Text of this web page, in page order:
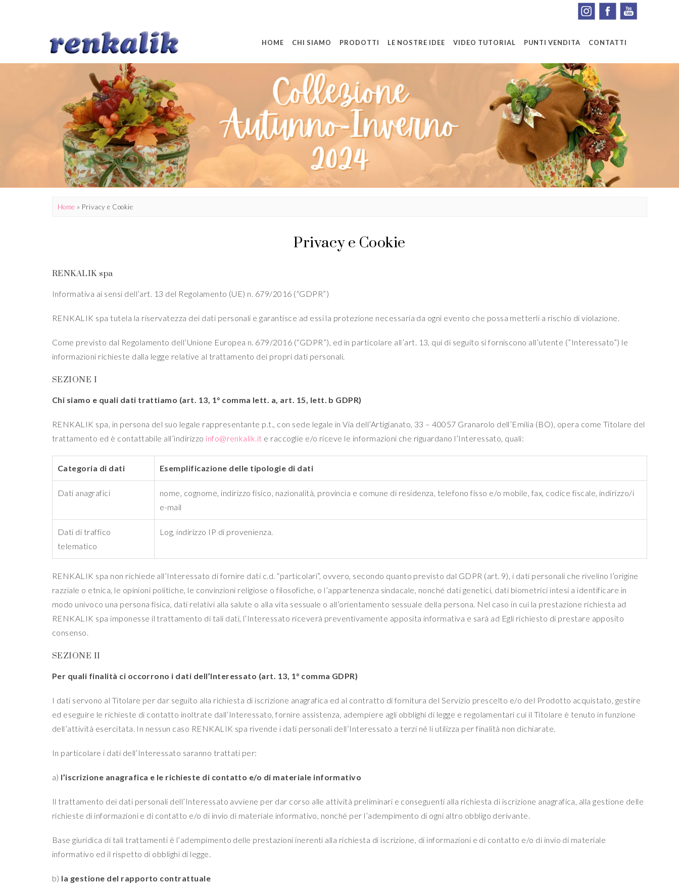
HOME CHI SIAMO PRODOTTI LE NOSTRE IDEE VIDEO TUTORIAL PUNTI VENDITA CONTATTI
Home » Privacy e Cookie
Privacy e Cookie
RENKALIK spa
Informativa ai sensi dell’art. 13 del Regolamento (UE) n. 679/2016 (“GDPR”)
RENKALIK spa tutela la riservatezza dei dati personali e garantisce ad essi la protezione necessaria da ogni evento che possa metterli a rischio di violazione.
Come previsto dal Regolamento dell’Unione Europea n. 679/2016 (“GDPR”), ed in particolare all’art. 13, qui di seguito si forniscono all’utente (”Interessato”) le
informazioni richieste dalla legge relative al trattamento dei propri dati personali.
SEZIONE I
Chi siamo e quali dati trattiamo (art. 13, 1° comma lett. a, art. 15, lett. b GDPR)
RENKALIK spa, in persona del suo legale rappresentante p.t., con sede legale in Via dell’Artigianato, 33 – 40057 Granarolo dell’Emilia (BO), opera come Titolare del
trattamento ed è contattabile all’indirizzo info@renkalik.it e raccoglie e/o riceve le informazioni che riguardano l’Interessato, quali:
Categoria di dati Esemplificazione delle tipologie di dati
Dati anagrafici
nome, cognome, indirizzo fisico, nazionalità, provincia e comune di residenza, telefono fisso e/o mobile, fax, codice fiscale, indirizzo/i
e-mail
Dati di traffico
telematico
Log, indirizzo IP di provenienza.
RENKALIK spa non richiede all’Interessato di fornire dati c.d. “particolari”, ovvero, secondo quanto previsto dal GDPR (art. 9), i dati personali che rivelino l’origine
razziale o etnica, le opinioni politiche, le convinzioni religiose o filosofiche, o l’appartenenza sindacale, nonché dati genetici, dati biometrici intesi a identificare in
modo univoco una persona fisica, dati relativi alla salute o alla vita sessuale o all’orientamento sessuale della persona. Nel caso in cui la prestazione richiesta ad
RENKALIK spa imponesse il trattamento di tali dati, l’Interessato riceverà preventivamente apposita informativa e sarà ad Egli richiesto di prestare apposito
consenso.
SEZIONE II
Per quali finalità ci occorrono i dati dell’Interessato (art. 13, 1° comma GDPR)
I dati servono al Titolare per dar seguito alla richiesta di iscrizione anagrafica ed al contratto di fornitura del Servizio prescelto e/o del Prodotto acquistato, gestire
ed eseguire le richieste di contatto inoltrate dall’Interessato, fornire assistenza, adempiere agli obblighi di legge e regolamentari cui il Titolare è tenuto in funzione
dell’attività esercitata. In nessun caso RENKALIK spa rivende i dati personali dell’Interessato a terzi né li utilizza per finalità non dichiarate.
In particolare i dati dell’Interessato saranno trattati per:
a) l’iscrizione anagrafica e le richieste di contatto e/o di materiale informativo
Il trattamento dei dati personali dell’Interessato avviene per dar corso alle attività preliminari e conseguenti alla richiesta di iscrizione anagrafica, alla gestione delle
richieste di informazioni e di contatto e/o di invio di materiale informativo, nonché per l’adempimento di ogni altro obbligo derivante.
Base giuridica di tali trattamenti è l’adempimento delle prestazioni inerenti alla richiesta di iscrizione, di informazioni e di contatto e/o di invio di materiale
informativo ed il rispetto di obblighi di legge.
b) la gestione del rapporto contrattuale